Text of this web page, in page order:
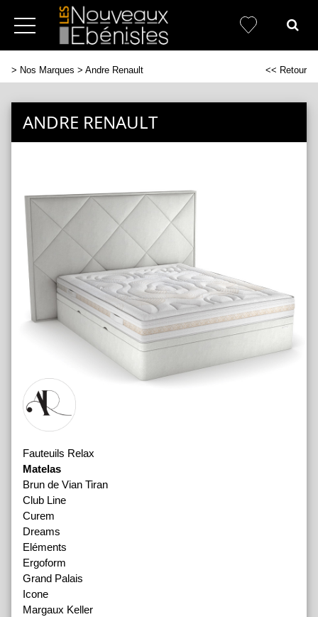
> Nos Marques > Andre Renault << Retour
ANDRE RENAULT
Fauteuils Relax
Matelas
Brun de Vian Tiran
Club Line
Curem
Dreams
Eléments
Ergoform
Grand Palais
Icone
Margaux Keller